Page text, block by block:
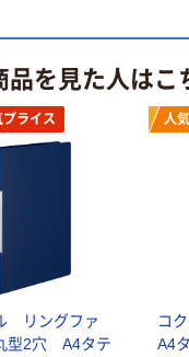
品を見た人は
プライス
リングファ
型2穴 A4タテ
人
コ
A4